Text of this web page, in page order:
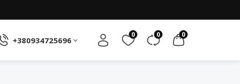
+380934725696
0 0 0